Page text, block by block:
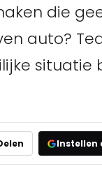
die
auto?
situatie
Instellen